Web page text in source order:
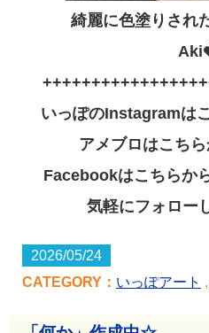
綺麗に色塗りされ
いっぽのInstagramは
アメブロはこち
Facebookはこちらか
気軽にフォロー
2026/05/24
CATEGORY： いっぽアート ,